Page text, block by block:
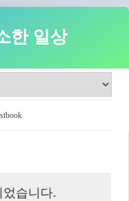
한 일상
습니다.